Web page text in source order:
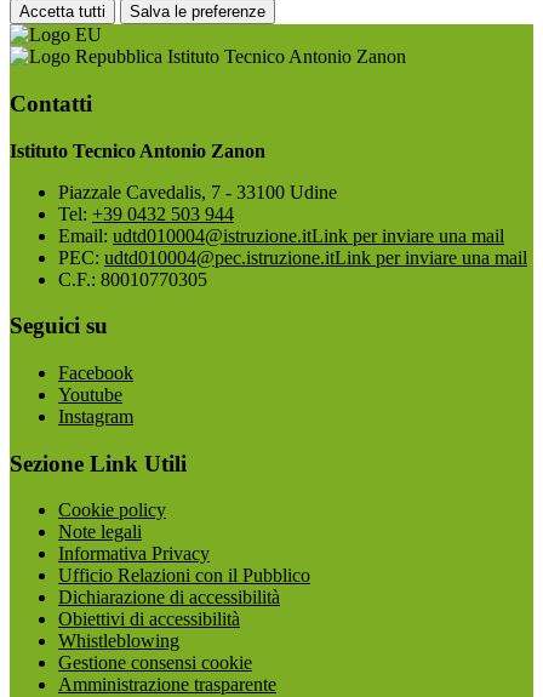
Accetta tutti Salva le preferenze
Istituto Tecnico Antonio Zanon
Contatti
Istituto Tecnico Antonio Zanon
Piazzale Cavedalis, 7 - 33100 Udine
Tel: +39 0432 503 944
Email: udtd010004@istruzione.itLink per inviare una mail
PEC: udtd010004@pec.istruzione.itLink per inviare una mail
C.F.: 80010770305
Seguici su
Facebook
Youtube
Instagram
Sezione Link Utili
Cookie policy
Note legali
Informativa Privacy
Ufficio Relazioni con il Pubblico
Dichiarazione di accessibilità
Obiettivi di accessibilità
Whistleblowing
Gestione consensi cookie
Amministrazione trasparente